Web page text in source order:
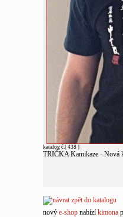
katalog č.[ 438 ]
TRIČKA Kamikaze - Nová
nový e-shopnabízí kimona